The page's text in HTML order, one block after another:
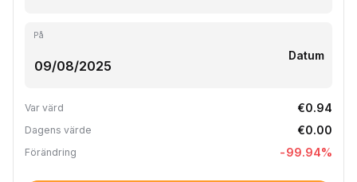
På
Datum
Var värd €0.94
Dagens värde €0.00
Förändring -99.94%